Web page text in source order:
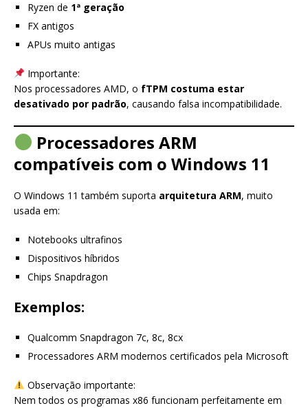
Ryzen de 1ª geração
FX antigos
APUs muito antigas
Importante:
Nos processadores AMD, o fTPM costuma estar
desativado por padrão, causando falsa incompatibilidade.
Processadores ARM
compatíveis com o Windows 11
O Windows 11 também suporta arquitetura ARM, muito
usada em:
Notebooks ultrafinos
Dispositivos híbridos
Chips Snapdragon
Exemplos:
Qualcomm Snapdragon 7c, 8c, 8cx
Processadores ARM modernos certificados pela Microsoft
Observação importante:
Nem todos os programas x86 funcionam perfeitamente em